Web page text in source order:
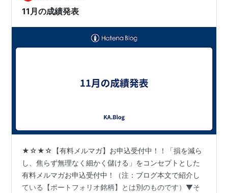
11月の成績発表
★☆★☆【有料メルマガ】お申込受付中！！「損を減ら
し、焦らず無理なく細かく儲ける」をコンセプトとした
有料メルマガお申込受付中！（注：ブログ本文で紹介し
ている【ポートフォリオ銘柄】とは別のものです）▼そ